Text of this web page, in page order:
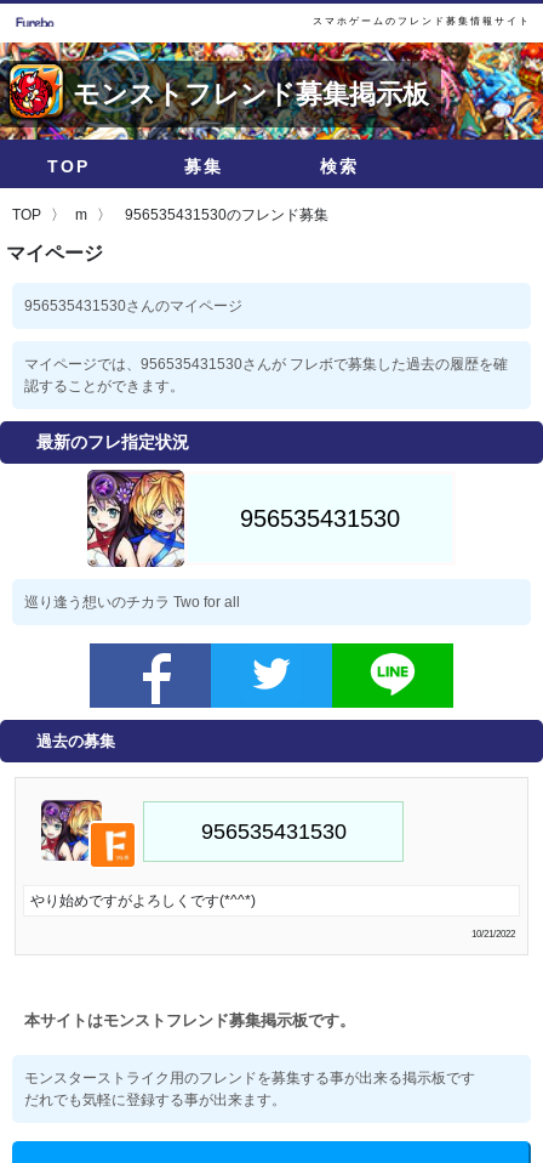
スマホゲームのフレンド募集情報サイト
モンストフレンド募集掲示板
TOP 募集 検索
TOP m 956535431530のフレンド募集
マイページ
956535431530さんのマイページ
マイページでは、956535431530さんが フレボで募集した過去の履歴を確
認することができます。
最新のフレ指定状況
巡り逢う想いのチカラ Two for all
過去の募集
やり始めですがよろしくです(*^^*)
10/21/2022
本サイトはモンストフレンド募集掲示板です。
モンスターストライク用のフレンドを募集する事が出来る掲示板です
だれでも気軽に登録する事が出来ます。